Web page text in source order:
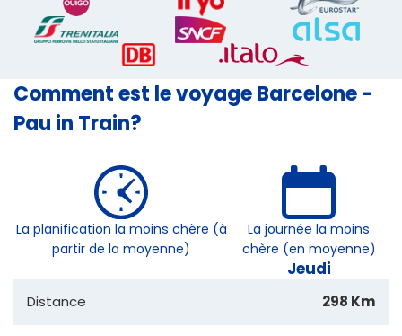
Comment est le voyage Barcelone -
Pau in Train?
La planification la moins chère (à
partir de la moyenne)
La journée la moins
chère (en moyenne)
Jeudi
Distance 298 Km